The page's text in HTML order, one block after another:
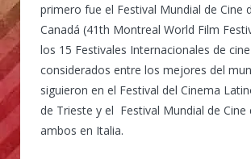
primero fue el Festival Mundial de Cine
Canadá (41th Montreal World Film
los 15 Festivales Internacionales de cine
considerados entre los mejores del
siguieron en el Festival del Cinema
de Trieste y el Festival Mundial de Cine
ambos en Italia.